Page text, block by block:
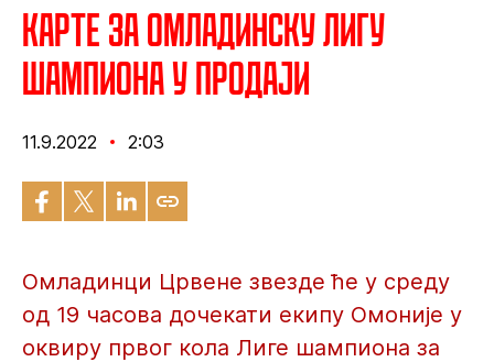
Карте за Омладинску Лигу
шампиона у продаји
11.9.2022 2:03
Омладинци Црвене звезде ће у среду
од 19 часова дочекати екипу Омоније у
оквиру првог кола Лиге шампиона за